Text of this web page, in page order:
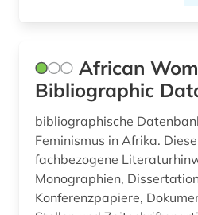
African
Bibliographic
bibliographische
Feminismus in Afrika.
fachbezogene
Monographien,
Konferenzpapiere,